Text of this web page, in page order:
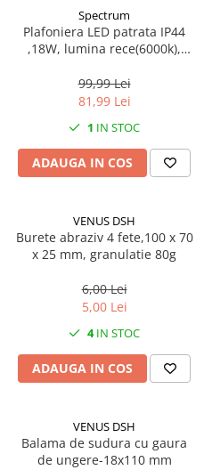
Spectrum
Plafoniera LED patrata IP44
,18W, lumina rece(6000k),
99,99 Lei
81,99 Lei
1 IN STOC
ADAUGA IN COS
VENUS DSH
Burete abraziv 4 fete,100 x 70
x 25 mm, granulatie 80g
6,00 Lei
5,00 Lei
4IN STOC
ADAUGA IN COS
VENUS DSH
Balama de sudura cu gaura
de ungere-18x110 mm